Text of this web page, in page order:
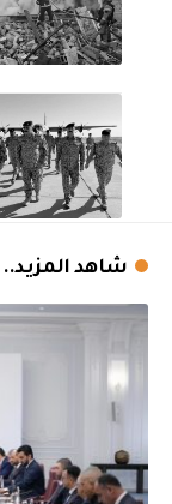
شاهد المزيد..